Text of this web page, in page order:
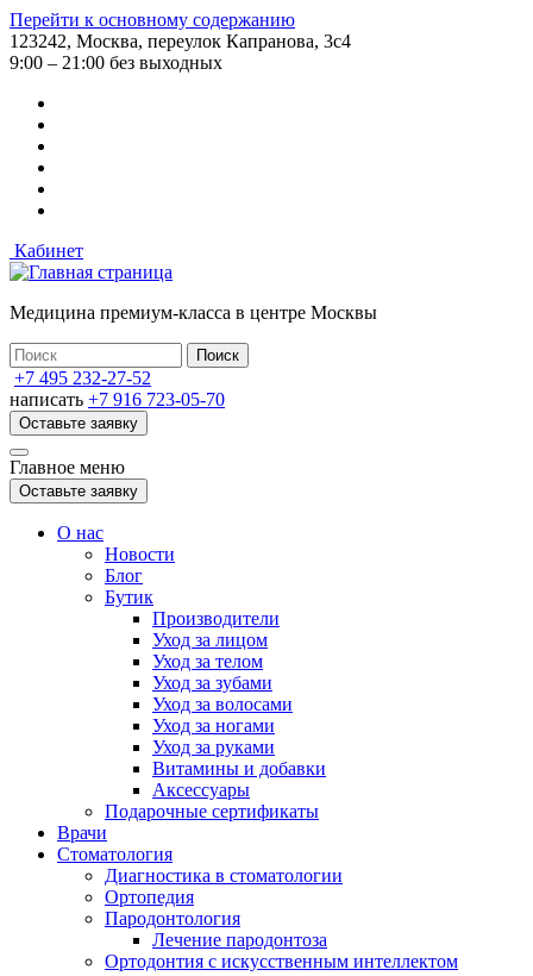
Перейти к основному содержанию
123242, Москва, переулок Капранова, 3с4
9:00 – 21:00 без выходных
Кабинет
Медицина премиум-класса в центре Москвы
+7 495 232-27-52
написать +7 916 723-05-70
Оставьте заявку
Главное меню
Оставьте заявку
О нас
Новости
Блог
Бутик
Производители
Уход за лицом
Уход за телом
Уход за зубами
Уход за волосами
Уход за ногами
Уход за руками
Витамины и добавки
Аксессуары
Подарочные сертификаты
Врачи
Стоматология
Диагностика в стоматологии
Ортопедия
Пародонтология
Лечение пародонтоза
Ортодонтия с искусственным интеллектом